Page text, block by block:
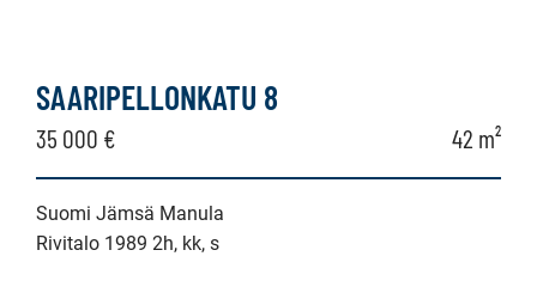
SAARIPELLONKATU 8
35 000 € 42 m²
Suomi Jämsä Manula
Rivitalo 1989 2h, kk, s